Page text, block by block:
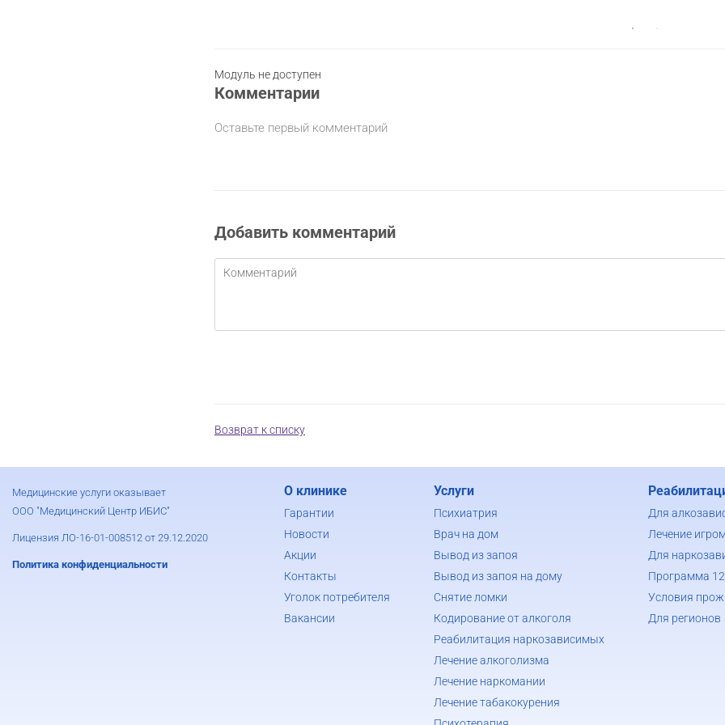
Модуль не доступен
Комментарии
Оставьте первый комментарий
Добавить комментарий
Возврат к списку
Медицинские услуги оказывает
ООО "Медицинский Центр ИБИС"
Лицензия ЛО-16-01-008512 от 29.12.2020
Политика конфиденциальности
О клинике
Гарантии
Новости
Акции
Контакты
Уголок потребителя
Вакансии
Услуги
Психиатрия
Врач на дом
Вывод из запоя
Вывод из запоя на дому
Снятие ломки
Кодирование от алкоголя
Реабилитация наркозависимых
Лечение алкоголизма
Лечение наркомании
Лечение табакокурения
Для
Лечение
Для
Программа
Условия
Для регионов